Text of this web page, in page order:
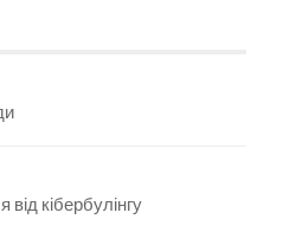
від кібербулінгу